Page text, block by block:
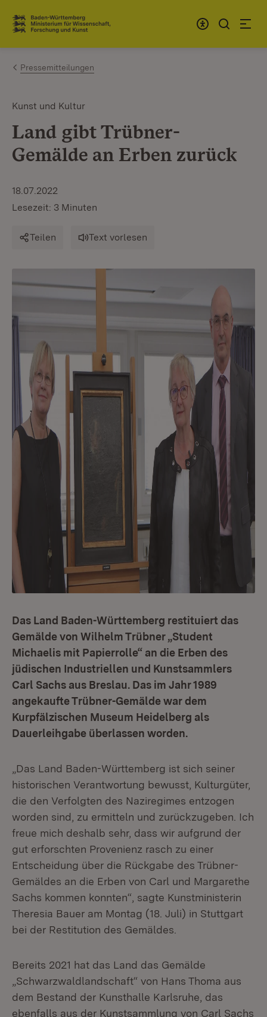
Zum Inhalt springen
Link zur Startseite
Pressemitteilungen
Kunst und Kultur
Land gibt Trübner-
Gemälde an Erben zurück
18.07.2022
Lesezeit: 3 Minuten
Teilen Text vorlesen
Das Land Baden-Württemberg restituiert das
Gemälde von Wilhelm Trübner „Student
Michaelis mit Papierrolle“ an die Erben des
jüdischen Industriellen und Kunstsammlers
Carl Sachs aus Breslau. Das im Jahr 1989
angekaufte Trübner-Gemälde war dem
Kurpfälzischen Museum Heidelberg als
Dauerleihgabe überlassen worden.
„Das Land Baden-Württemberg ist sich seiner
historischen Verantwortung bewusst, Kulturgüter,
die den Verfolgten des Nazi­regimes entzogen
worden sind, zu ermitteln und zurückzugeben. Ich
freue mich deshalb sehr, dass wir aufgrund der
gut erforschten Provenienz rasch zu einer
Entscheidung über die Rückgabe des Trübner-
Gemäldes an die Erben von Carl und Margarethe
Sachs kommen konnten“, sagte Kunstministerin
Theresia Bauer am Montag (18. Juli) in Stuttgart
bei der Restitution des Gemäldes.
Bereits 2021 hat das Land das Gemälde
„Schwarzwaldlandschaft“ von Hans Thoma aus
dem Bestand der Kunsthalle Karlsruhe, das
ebenfalls aus der Kunstsammlung von Carl Sachs